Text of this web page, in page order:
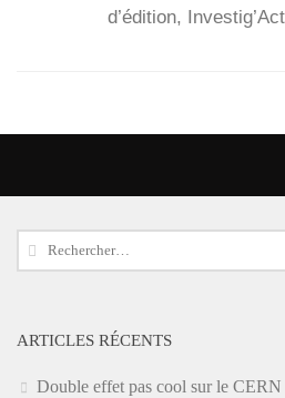
d’é­di­tion,
Rechercher :
ARTICLES RÉCENTS
Double effet pas cool sur le CERN